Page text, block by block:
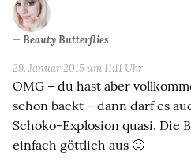
Beauty Butterflies
29. Januar 2015 um 11:11 Uhr
OMG – du hast aber
schon backt – dann darf es
Schoko-Explosion quasi. Die
einfach göttlich aus 🙂